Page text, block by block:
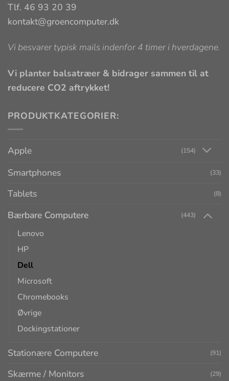
Tlf. 46 93 20 39
kontakt@groencomputer.dk
Vi besvarer typisk mails indenfor 4 timer i hverdagene.
Vi planter balsatræer & bidrager sammen til at
reducere CO2 aftrykket!
PRODUKTKATEGORIER:
Apple (154)
Smartphones (33)
Tablets (8)
Bærbare Computere (443)
Lenovo
HP
Dell
Microsoft
Chromebooks
Øvrige
Dockingstationer
Stationære Computere (91)
Skærme / Monitors (29)